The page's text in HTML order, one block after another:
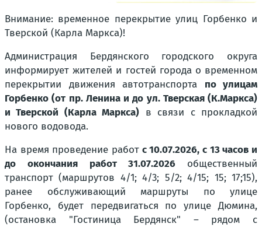
Внимание: временное перекрытие улиц Горбенко и
Тверской (Карла Маркса)!
Администрация Бердянского городского округа
информирует жителей и гостей города о временном
перекрытии движения автотранспорта по улицам
Горбенко (от пр. Ленина и до ул. Тверская (К.Маркса)
и Тверской (Карла Маркса) в связи с прокладкой
нового водовода.
На время проведение работ с 10.07.2026, с 13 часов и
до окончания работ 31.07.2026 общественный
транспорт (маршрутов 4/1; 4/3; 5/2; 4/15; 15; 17;15),
ранее обслуживающий маршруты по улице
Горбенко, будет передвигаться по улице Дюмина,
(остановка "Гостиница Бердянск" – рядом с